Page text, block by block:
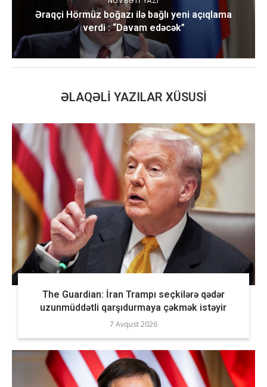
Əraqçi Hörmüz boğazı ilə bağlı yeni açıqlama
verdi : “Davam edəcək”
ƏLAQƏLI YAZILAR XÜSUSI
The Guardian: İran Trampı seçkilərə qədər
uzunmüddətli qarşıdurmaya çəkmək istəyir
7 Avqust 2026